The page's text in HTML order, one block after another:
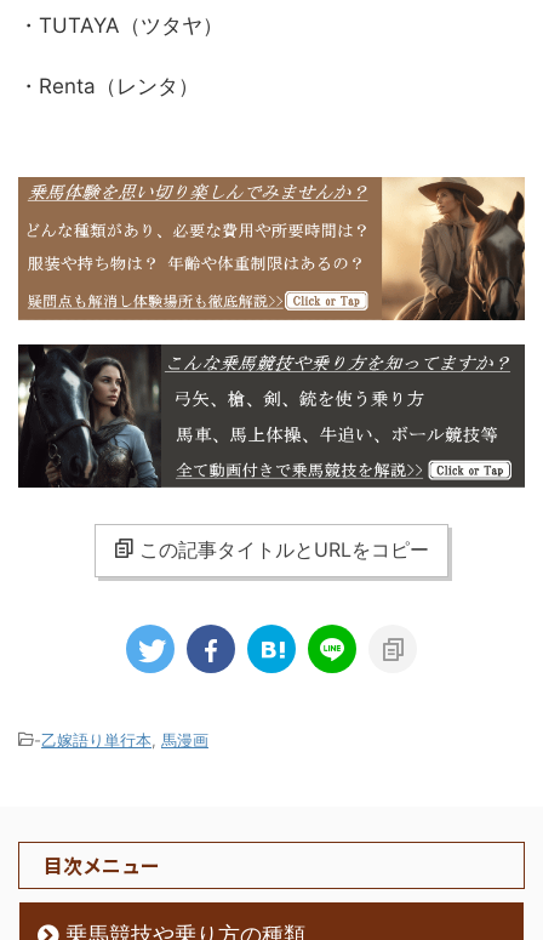
・TUTAYA（ツタヤ）
・Renta（レンタ）
この記事タイトルとURLをコピー
-乙嫁語り単行本 馬漫画
目次メニュー
乗馬競技や乗り方の種類